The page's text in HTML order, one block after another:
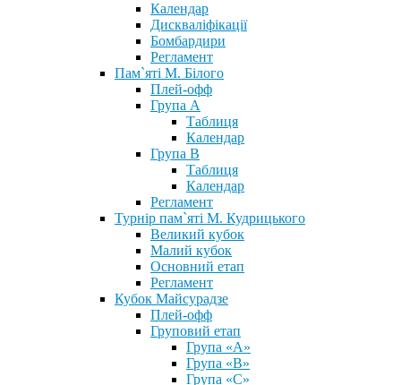
Календар
Дискваліфікації
Бомбардири
Регламент
Пам`яті М. Білого
Плей-офф
Група А
Таблиця
Календар
Група В
Таблиця
Календар
Регламент
Турнір пам`яті М. Кудрицького
Великий кубок
Малий кубок
Основний етап
Регламент
Кубок Майсурадзе
Плей-офф
Груповий етап
Група «А»
Група «B»
Група «C»